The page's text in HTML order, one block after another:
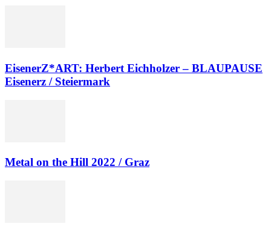
EisenerZ*ART: Herbert Eichholzer – BLAUPAUSE
Eisenerz / Steiermark
Metal on the Hill 2022 / Graz